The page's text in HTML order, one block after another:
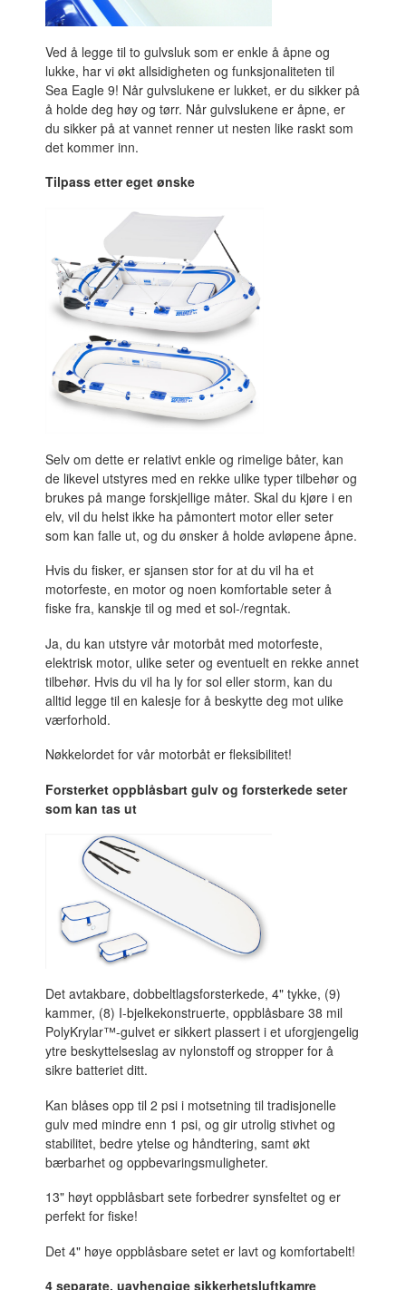
Ved å legge til to gulvsluk som er enkle å åpne og
lukke, har vi økt allsidigheten og funksjonaliteten til
Sea Eagle 9! Når gulvslukene er lukket, er du sikker på
å holde deg høy og tørr. Når gulvslukene er åpne, er
du sikker på at vannet renner ut nesten like raskt som
det kommer inn.
Tilpass etter eget ønske
Selv om dette er relativt enkle og rimelige båter, kan
de likevel utstyres med en rekke ulike typer tilbehør og
brukes på mange forskjellige måter. Skal du kjøre i en
elv, vil du helst ikke ha påmontert motor eller seter
som kan falle ut, og du ønsker å holde avløpene åpne.
Hvis du fisker, er sjansen stor for at du vil ha et
motorfeste, en motor og noen komfortable seter å
fiske fra, kanskje til og med et sol-/regntak.
Ja, du kan utstyre vår motorbåt med motorfeste,
elektrisk motor, ulike seter og eventuelt en rekke annet
tilbehør. Hvis du vil ha ly for sol eller storm, kan du
alltid legge til en kalesje for å beskytte deg mot ulike
værforhold.
Nøkkelordet for vår motorbåt er fleksibilitet!
Forsterket oppblåsbart gulv og forsterkede seter
som kan tas ut
Det avtakbare, dobbeltlagsforsterkede, 4" tykke, (9)
kammer, (8) I-bjelkekonstruerte, oppblåsbare 38 mil
PolyKrylar™-gulvet er sikkert plassert i et uforgjengelig
ytre beskyttelseslag av nylonstoff og stropper for å
sikre batteriet ditt.
Kan blåses opp til 2 psi i motsetning til tradisjonelle
gulv med mindre enn 1 psi, og gir utrolig stivhet og
stabilitet, bedre ytelse og håndtering, samt økt
bærbarhet og oppbevaringsmuligheter.
13" høyt oppblåsbart sete forbedrer synsfeltet og er
perfekt for fiske!
Det 4" høye oppblåsbare setet er lavt og komfortabelt!
4 separate, uavhengige sikkerhetsluftkamre